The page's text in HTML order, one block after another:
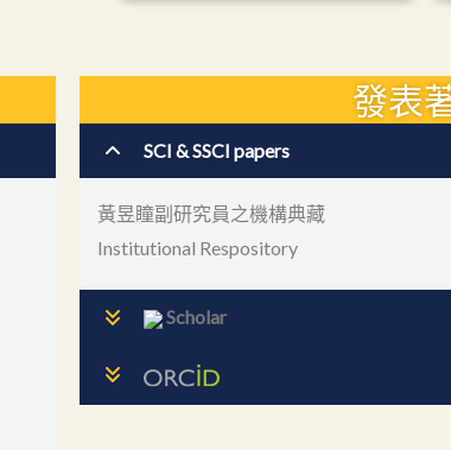
發表
SCI & SSCI papers
黃昱瞳副研究員之機構典藏
Institutional Respository
Scholar